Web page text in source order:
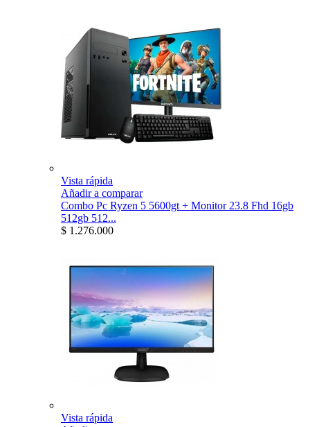
Vista rápida
Añadir a comparar
Combo Pc Ryzen 5 5600gt + Monitor 23.8 Fhd 16gb
512gb 512...
$ 1.276.000
Vista rápida